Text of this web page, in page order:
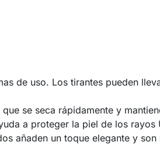
de uso. Los tirantes pueden
se seca rápidamente y
a proteger la piel de los rayos
añaden un toque elegante y